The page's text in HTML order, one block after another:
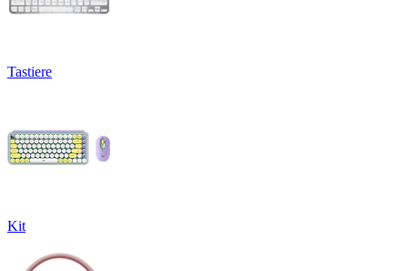
Tastiere
Kit